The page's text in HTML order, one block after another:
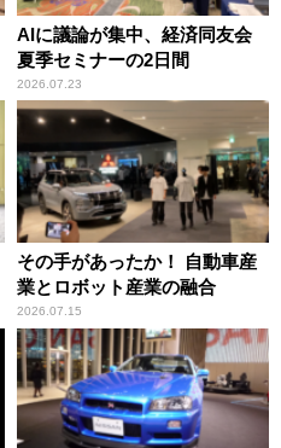
AIに議論が集中、経済同友会
夏季セミナーの2日間
2026.07.23
その手があったか！ 自動車産
業とロボット産業の融合
2026.07.15